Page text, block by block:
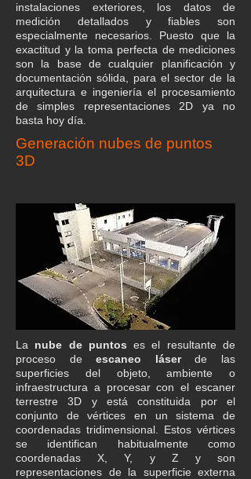
instalaciones exteriores, los datos de
medición detallados y fiables son
especialmente necesarios. Puesto que la
exactitud y la toma perfecta de mediciones
son la base de cualquier planificación y
documentación sólida, para el sector de la
arquitectura e ingeniería el procesamiento
de simples representaciones 2D ya no
basta hoy día.
Generación nubes de puntos
3D
La nube de puntoses el resultante de
proceso de escaneo láserde las
superficies del objeto, ambiente o
infraestructura a procesar con el escaner
terrestre 3D y está constituida por el
conjunto de vértices en un sistema de
coordenadas tridimensional. Estos vértices
se identifican habitualmente como
coordenadas X, Y, y Z y son
representaciones de la superficie externa